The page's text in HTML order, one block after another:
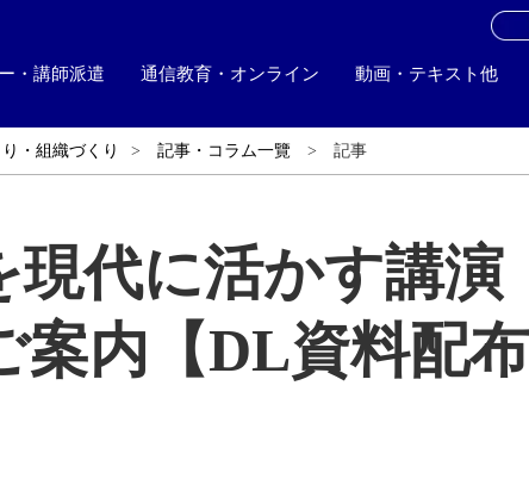
・講師派遣 通信教育・オンライン 動画・テキスト他
・組織づくり 記事・コラム一覽 記事
代に活かす講演
案内【DL資料配布